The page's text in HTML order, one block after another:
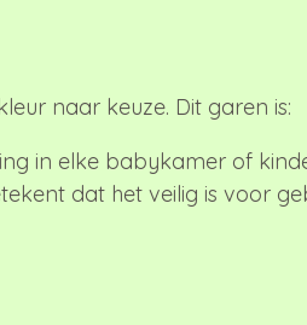
naar keuze. Dit garen is:
in elke babykamer of
dat het veilig is voor